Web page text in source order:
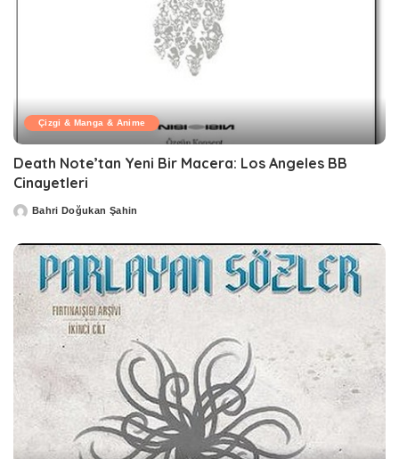
Çizgi & Manga & Anime
Death Note’tan Yeni Bir Macera: Los Angeles BB
Cinayetleri
PostedBahri Doğukan Şahin